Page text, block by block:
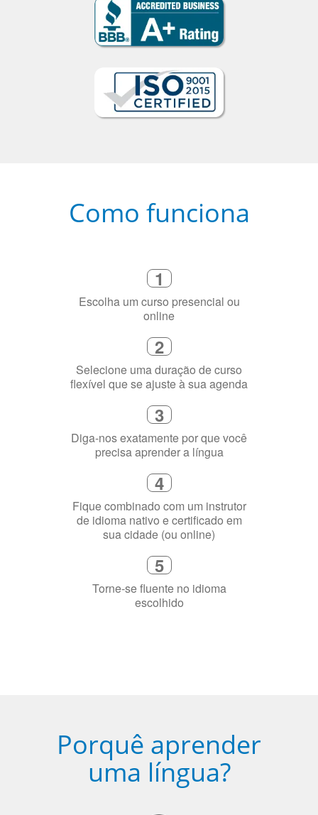
Como funciona
1
Escolha um curso presencial ou
online
2
Selecione uma duração de curso
flexível que se ajuste à sua agenda
3
Diga-nos exatamente por que você
precisa aprender a língua
4
Fique combinado com um instrutor
de idioma nativo e certificado em
sua cidade (ou online)
5
Torne-se fluente no idioma
escolhido
Porquê aprender
uma língua?